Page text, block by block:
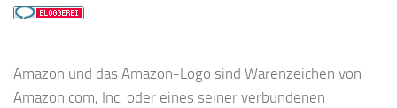
Amazon und das Amazon-Logo sind Warenzeichen von
Amazon.com, Inc. oder eines seiner verbundenen